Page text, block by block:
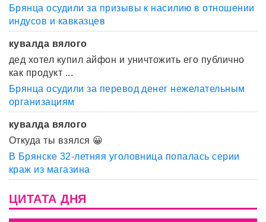
Брянца осудили за призывы к насилию в отношении
индусов и кавказцев
кувалда вялого
дед хотел купил айфон и уничтожить его публично
как продукт ...
Брянца осудили за перевод денег нежелательным
организациям
кувалда вялого
Откуда ты взялся 😀
В Брянске 32-летняя уголовница попалась серии
краж из магазина
ЦИТАТА ДНЯ